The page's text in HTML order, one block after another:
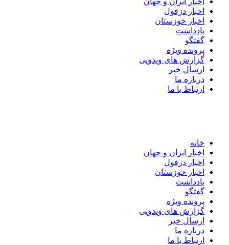
اخبار دزفول
اخبار خوزستان
یادداشت
گفتگو
پرونده ویژه
گزارش های ویدویی
ارسال خبر
درباره ما
ارتباط با ما
خانه
اخبار ایران و جهان
اخبار دزفول
اخبار خوزستان
یادداشت
گفتگو
پرونده ویژه
گزارش های ویدویی
ارسال خبر
درباره ما
ارتباط با ما